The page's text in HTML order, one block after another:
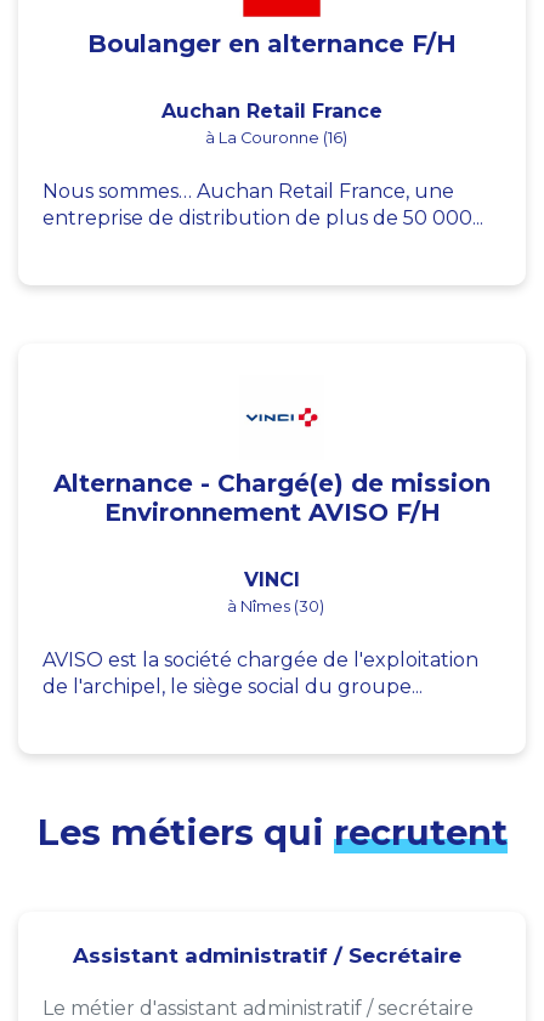
Boulanger en alternance F/H
Auchan Retail France
à La Couronne (16)
Nous sommes… Auchan Retail France, une
entreprise de distribution de plus de 50 000...
Alternance - Chargé(e) de mission
Environnement AVISO F/H
VINCI
à Nîmes (30)
AVISO est la société chargée de l'exploitation
de l'archipel, le siège social du groupe...
Les métiers qui recrutent
Assistant administratif / Secrétaire
Le métier d'assistant administratif / secrétaire